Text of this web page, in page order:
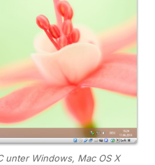
unter Windows, Mac OS X